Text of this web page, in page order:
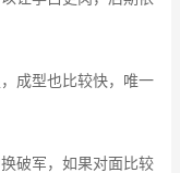
成型也比较快，唯一
破军，如果对面比较